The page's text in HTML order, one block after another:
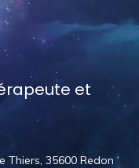
et
Thiers, 35600 Redon